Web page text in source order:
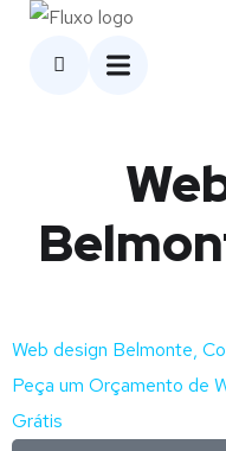
Web design Belmonte,
Peça um Orçamento de
Grátis